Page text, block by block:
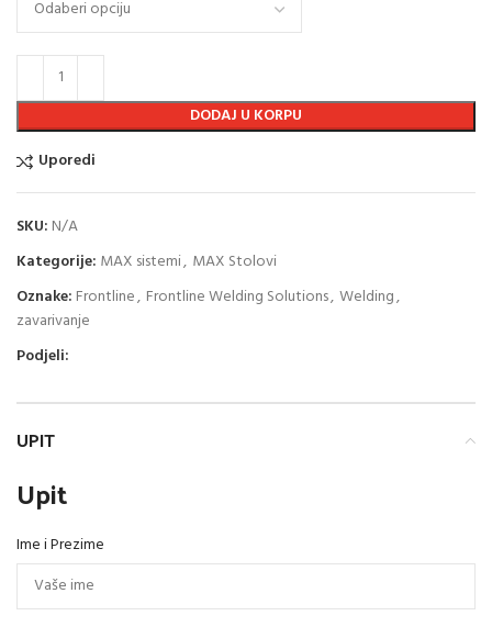
DODAJ U KORPU
Uporedi
SKU: N/A
Kategorije: MAX sistemi, MAX Stolovi
Oznake: Frontline, Frontline Welding Solutions, Welding,
zavarivanje
Podjeli:
UPIT
Upit
Ime i Prezime